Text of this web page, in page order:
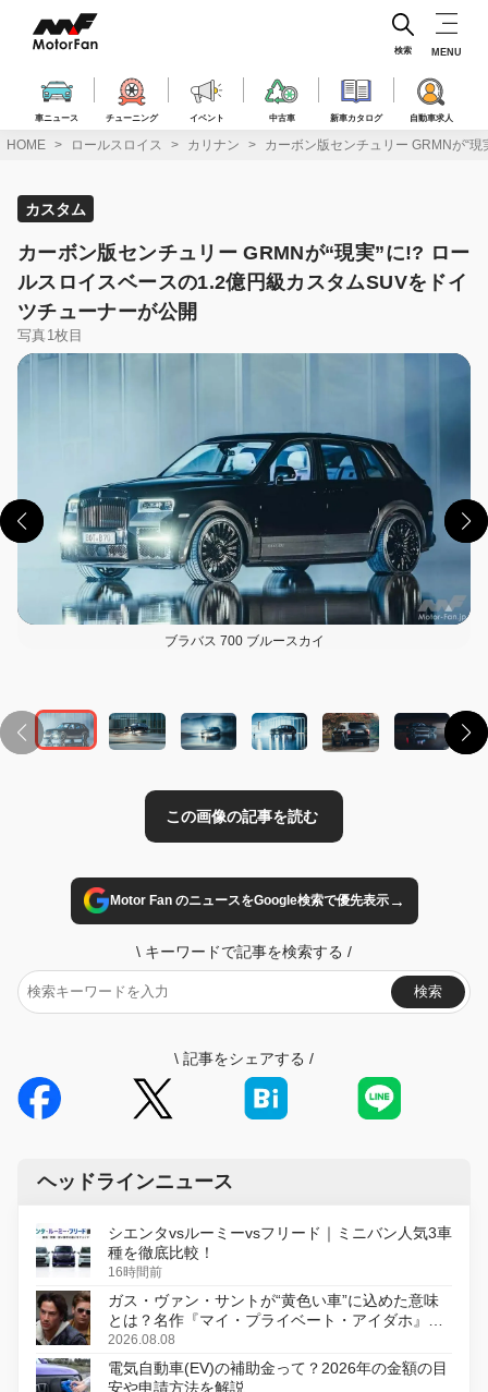
ス
車ニュース チューニング イベント 中古車 新車カタログ 自動車求人
検索 MENU
HOME ロールスロイス カリナン カーボン版センチュリー GRMNが“
カスタム
カーボン版センチュリー GRMNが“現実”に!? ロー
ルスロイスベースの1.2億円級カスタムSUVをドイ
ツチューナーが公開
写真1枚目
ブラバス 700 ブルースカイ
Motor Fan のニュースをGoogle検索で優先表示→
\ キーワードで記事を検索する /
検索
\ 記事をシェアする /
ヘッドラインニュース
シエンタvsルーミーvsフリード｜ミニバン人気3車
種を徹底比較！
16時間前
ガス・ヴァン・サントが“黄色い車”に込めた意味
とは？名作『マイ・プライベート・アイダホ』が
初のデジタルリマスター版で復活
2026.08.08
電気自動車(EV)の補助金って？2026年の金額の目
安や申請方法を解説